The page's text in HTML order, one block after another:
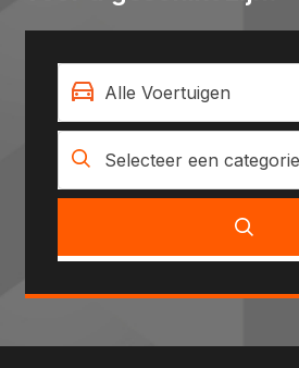
Alle Voertuigen
Selecteer een categorie